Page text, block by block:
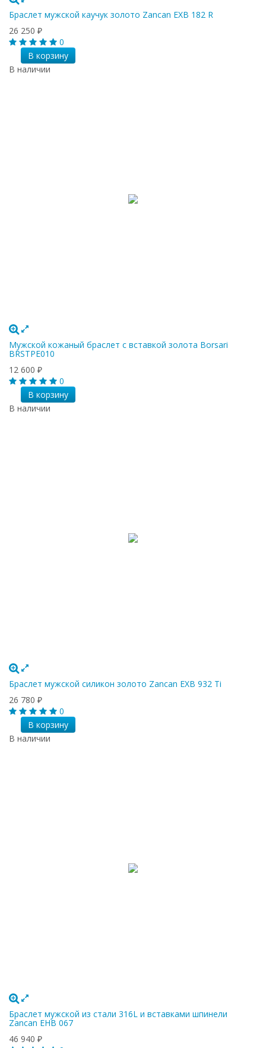
Браслет мужской каучук золото Zancan EXB 182 R
26 250 ₽
0
В корзину
В наличии
Мужской кожаный браслет с вставкой золота Borsari
BRSTPE010
12 600 ₽
0
В корзину
В наличии
Браслет мужской силикон золото Zancan EXB 932 Ti
26 780 ₽
0
В корзину
В наличии
Браслет мужской из стали 316L и вставками шпинели
Zancan EHB 067
46 940 ₽